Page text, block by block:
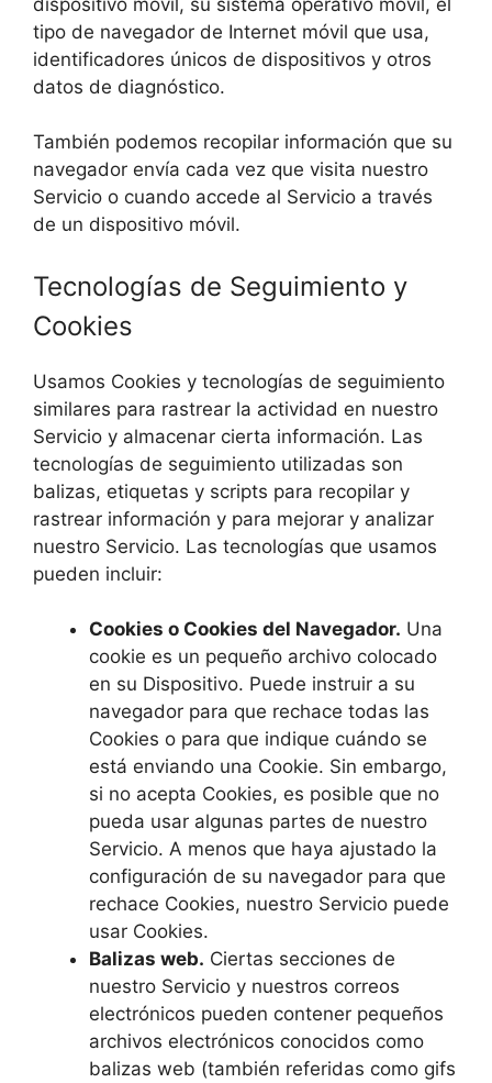
tipo de navegador de Internet móvil que usa,
identificadores únicos de dispositivos y otros
datos de diagnóstico.
También podemos recopilar información que su
navegador envía cada vez que visita nuestro
Servicio o cuando accede al Servicio a través
de un dispositivo móvil.
Tecnologías de Seguimiento y
Cookies
Usamos Cookies y tecnologías de seguimiento
similares para rastrear la actividad en nuestro
Servicio y almacenar cierta información. Las
tecnologías de seguimiento utilizadas son
balizas, etiquetas y scripts para recopilar y
rastrear información y para mejorar y analizar
nuestro Servicio. Las tecnologías que usamos
pueden incluir:
Cookies o Cookies del Navegador. Una
cookie es un pequeño archivo colocado
en su Dispositivo. Puede instruir a su
navegador para que rechace todas las
Cookies o para que indique cuándo se
está enviando una Cookie. Sin embargo,
si no acepta Cookies, es posible que no
pueda usar algunas partes de nuestro
Servicio. A menos que haya ajustado la
configuración de su navegador para que
rechace Cookies, nuestro Servicio puede
usar Cookies.
Balizas web. Ciertas secciones de
nuestro Servicio y nuestros correos
electrónicos pueden contener pequeños
archivos electrónicos conocidos como
balizas web (también referidas como gifs